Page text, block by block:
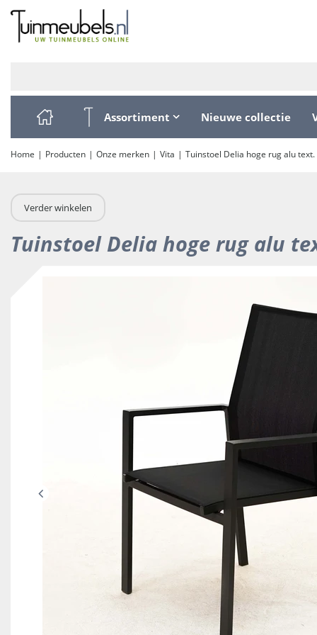
Ga
naar
content
Home Producten Onze merken Vita Tuinstoel Delia hoge rug alu
Assortiment Nieuwe collectie
Verder winkelen
Tuinstoel Delia hoge rug alu